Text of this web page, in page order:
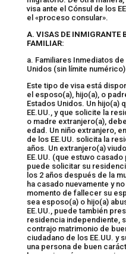
visa ante el Cónsul de los
el «proceso consular».
A. VISAS DE INMIGRANTE
FAMILIAR:
a. Familiares Inmediatos
Unidos (sin límite numérico)
Este tipo de visa está
el esposo(a), hijo(a), o
Estados Unidos. Un hijo(a)
EE.UU., y que solicite la
o madre extranjero(a),
edad. Un niño extranjero,
de los EE.UU. solicita la
años. Un extranjero(a)
EE.UU. (que estuvo
puede solicitar su
los 2 años después de la
ha casado nuevamente y
momento de fallecer su
sea esposo(a) o hijo(a)
EE.UU., puede también
residencia independiente,
contrajo matrimonio de
ciudadano de los EE.UU. y
una persona de buen